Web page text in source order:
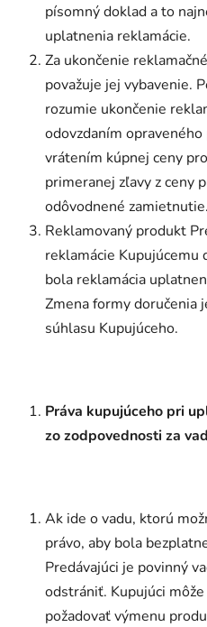
písomný doklad a to
uplatnenia reklamácie.
Za ukončenie
považuje jej vybavenie.
rozumie ukončenie
odovzdaním
vrátením kúpnej ceny
primeranej zľavy z ceny
odôvodnené zamietnutie.
Reklamovaný produkt
reklamácie Kupujúcemu
bola reklamácia
Zmena formy doručenia
súhlasu Kupujúceho.
Práva kupujúceho pri
zo zodpovednosti za
Ak ide o vadu, ktorú
právo, aby bola
Predávajúci je povinný
odstrániť. Kupujúci
požadovať výmenu